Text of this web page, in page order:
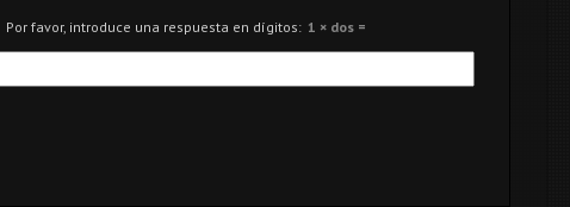
Por favor, introduce una respuesta en dígitos: 1 × dos =